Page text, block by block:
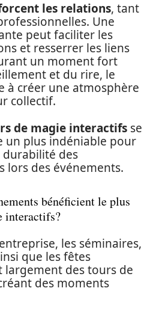
les relations, tant
Une
peut faciliter les
et resserrer les liens
un moment fort
et du rire, le
à créer une atmosphère
collectif.
de magie interactifs se
un plus indéniable pour
durabilité des
lors des événements.
bénéficient le plus
interactifs?
les séminaires,
que les fêtes
des tours de
des moments